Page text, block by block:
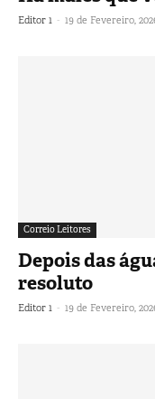
Editor 1 - 19 de Fevereiro,
Correio Leitores
Depois das
resoluto
Editor 1 - 19 de Fevereiro,